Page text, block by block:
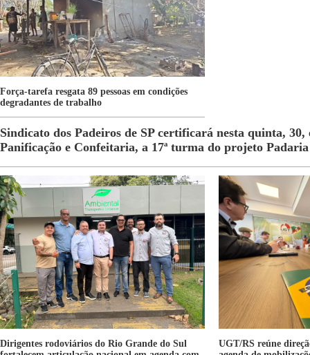
Força-tarefa resgata 89 pessoas em condições
degradantes de trabalho
Sindicato dos Padeiros de SP certificará nesta quinta, 30,
Panificação e Confeitaria, a 17ª turma do projeto
Dirigentes rodoviários do Rio Grande do Sul
UGT/RS reúne